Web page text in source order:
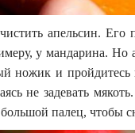
апельсин. Его
у мандарина.
ножик и пройдитесь
не задевать
палец, чтобы